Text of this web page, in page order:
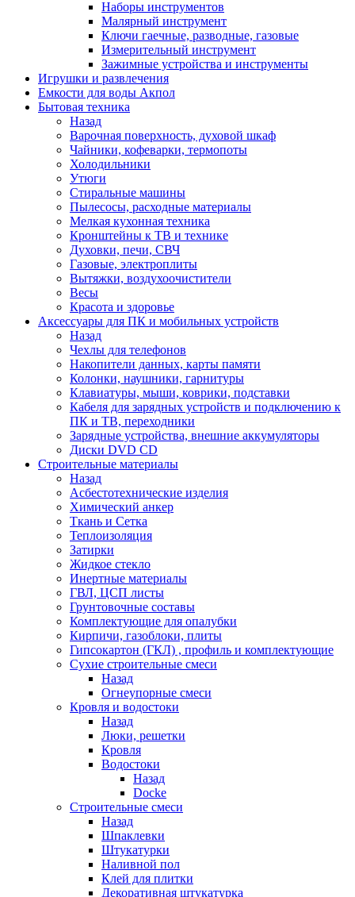
Наборы инструментов
Малярный инструмент
Ключи гаечные, разводные, газовые
Измерительный инструмент
Зажимные устройства и инструменты
Игрушки и развлечения
Емкости для воды Акпол
Бытовая техника
Назад
Варочная поверхность, духовой шкаф
Чайники, кофеварки, термопоты
Холодильники
Утюги
Стиральные машины
Пылесосы, расходные материалы
Мелкая кухонная техника
Кронштейны к ТВ и технике
Духовки, печи, СВЧ
Газовые, электроплиты
Вытяжки, воздухоочистители
Весы
Красота и здоровье
Аксессуары для ПК и мобильных устройств
Назад
Чехлы для телефонов
Накопители данных, карты памяти
Колонки, наушники, гарнитуры
Клавиатуры, мыши, коврики, подставки
Кабеля для зарядных устройств и подключению к
ПК и ТВ, переходники
Зарядные устройства, внешние аккумуляторы
Диски DVD CD
Строительные материалы
Назад
Асбестотехнические изделия
Химический анкер
Ткань и Сетка
Теплоизоляция
Затирки
Жидкое стекло
Инертные материалы
ГВЛ, ЦСП листы
Грунтовочные составы
Комплектующие для опалубки
Кирпичи, газоблоки, плиты
Гипсокартон (ГКЛ) , профиль и комплектующие
Сухие строительные смеси
Назад
Огнеупорные смеси
Кровля и водостоки
Назад
Люки, решетки
Кровля
Водостоки
Назад
Docke
Строительные смеси
Назад
Шпаклевки
Штукатурки
Наливной пол
Клей для плитки
Декоративная штукатурка